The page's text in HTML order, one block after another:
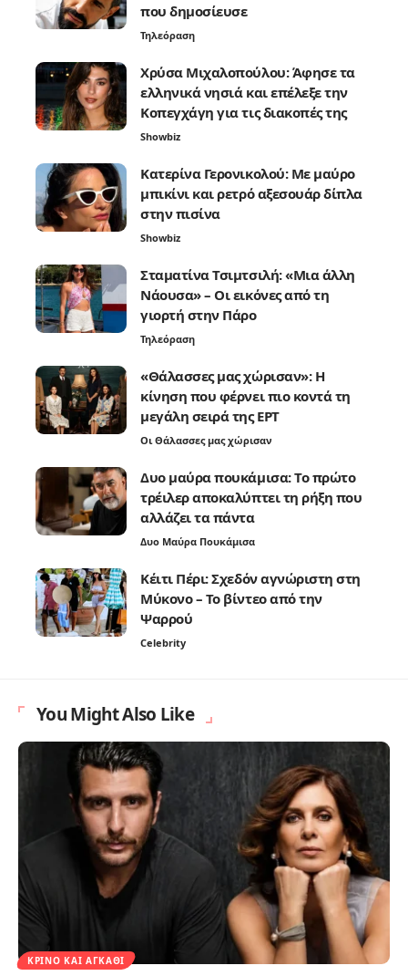
που δημοσίευσε
Τηλεόραση
Χρύσα Μιχαλοπούλου: Άφησε τα
ελληνικά νησιά και επέλεξε την
Κοπεγχάγη για τις διακοπές της
Showbiz
Κατερίνα Γερονικολού: Με μαύρο
μπικίνι και ρετρό αξεσουάρ δίπλα
στην πισίνα
Showbiz
Σταματίνα Τσιμτσιλή: «Μια άλλη
Νάουσα» – Οι εικόνες από τη
γιορτή στην Πάρο
Τηλεόραση
«Θάλασσες μας χώρισαν»: Η
κίνηση που φέρνει πιο κοντά τη
μεγάλη σειρά της ΕΡΤ
Οι Θάλασσες μας χώρισαν
Δυο μαύρα πουκάμισα: Το πρώτο
τρέιλερ αποκαλύπτει τη ρήξη που
αλλάζει τα πάντα
Δυο Μαύρα Πουκάμισα
Κέιτι Πέρι: Σχεδόν αγνώριστη στη
Μύκονο – Το βίντεο από την
Ψαρρού
Celebrity
You Might Also Like
ΚΡΊΝΟ ΚΑΙ ΑΓΚΆΘΙ